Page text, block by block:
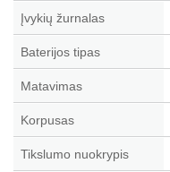
Įvykių žurnalas
Baterijos tipas
Matavimas
Korpusas
Tikslumo nuokrypis